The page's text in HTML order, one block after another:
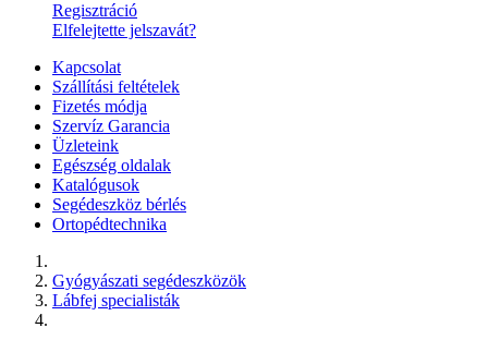
Regisztráció
Elfelejtette jelszavát?
Kapcsolat
Szállítási feltételek
Fizetés módja
Szervíz Garancia
Üzleteink
Egészség oldalak
Katalógusok
Segédeszköz bérlés
Ortopédtechnika
Gyógyászati segédeszközök
Lábfej specialisták